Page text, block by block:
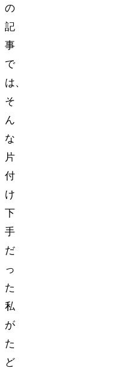
の
記
事
で
は、
そ
ん
な
片
付
け
下
手
だ
っ
た
私
が
た
ど